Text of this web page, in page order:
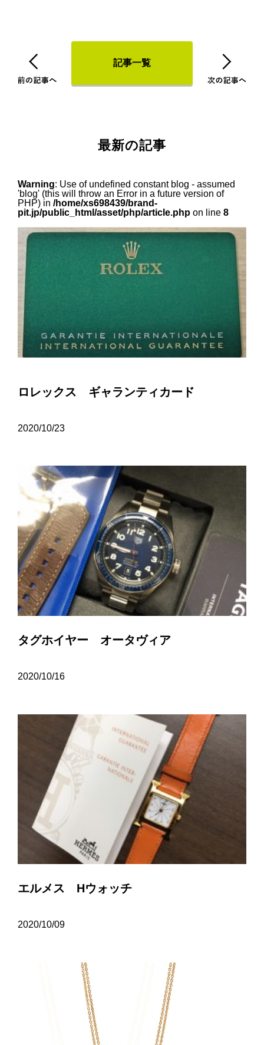
記事一覧
最新の記事
Warning: Use of undefined constant blog - assumed
'blog' (this will throw an Error in a future version of
PHP) in /home/xs698439/brand-
pit.jp/public_html/asset/php/article.phpon line 8
ロレックス ギャランティカード
2020/10/23
タグホイヤー オータヴィア
2020/10/16
エルメス Hウォッチ
2020/10/09